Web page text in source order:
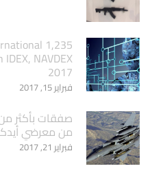
NAVDEX
2017
فبراير 15, 2017
من معرضي
فبراير 21, 2017